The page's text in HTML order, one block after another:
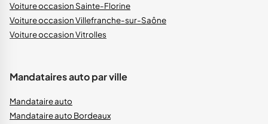
Voiture occasion Sainte-Florine
Voiture occasion Villefranche-sur-Saône
Voiture occasion Vitrolles
Mandataires auto par ville
Mandataire auto
Mandataire auto Bordeaux